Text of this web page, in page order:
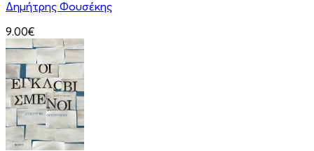
Δημήτρης Φουσέκης
9.00€